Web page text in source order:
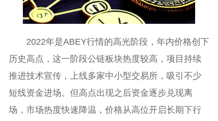
2022年是ABEY行情的高光阶段，年内价格创下
历史高点，这一阶段公链板块热度较高，项目持续
推进技术宣传，上线多家中小型交易所，吸引不少
短线资金进场。但高点出现之后资金逐步兑现离
场，市场热度快速降温，价格从高位开启长期下行